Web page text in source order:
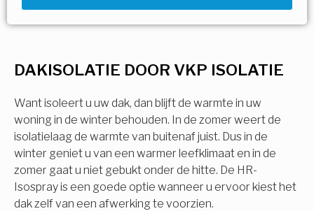
DAKISOLATIE DOOR VKP ISOLATIE
Want isoleert u uw dak, dan blijft de warmte in uw
woning in de winter behouden. In de zomer weert de
isolatielaag de warmte van buitenaf juist. Dus in de
winter geniet u van een warmer leefklimaat en in de
zomer gaat u niet gebukt onder de hitte. De HR-
Isospray is een goede optie wanneer u ervoor kiest het
dak zelf van een afwerking te voorzien.